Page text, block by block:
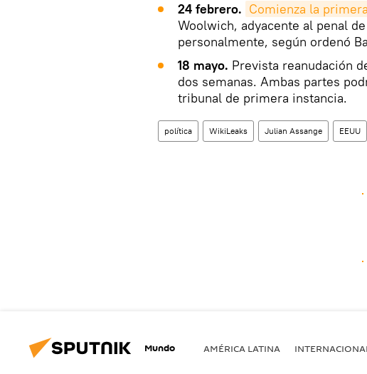
24 febrero. Comienza la
Woolwich, adyacente al penal
personalmente, según ordenó
18 mayo. Prevista reanudación
dos semanas. Ambas partes
tribunal de primera instancia.
política WikiLeaks Julian Assange EEUU
Mundo AMÉRICA LATINA INTERNACIONAL